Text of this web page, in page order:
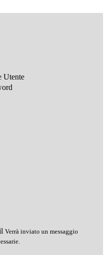
Utente
Verrà inviato un messaggio